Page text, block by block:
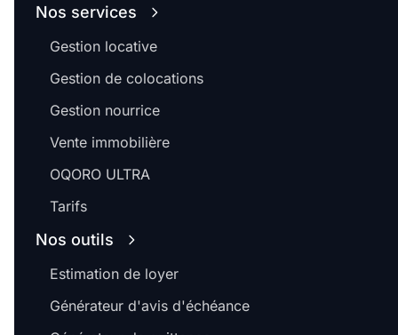
Nos services
Gestion locative
Gestion de colocations
Gestion nourrice
Vente immobilière
OQORO ULTRA
Tarifs
Nos outils
Estimation de loyer
Générateur d'avis d'échéance